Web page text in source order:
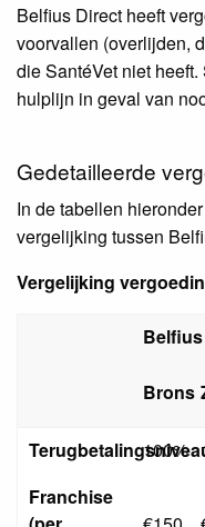
Belfius Direct heeft
voorvallen (overlijden,
die SantéVet niet
hulplijn in geval van
Gedetailleerde
In de tabellen
vergelijking tussen
Vergelijking
Brons
100%
Franchise